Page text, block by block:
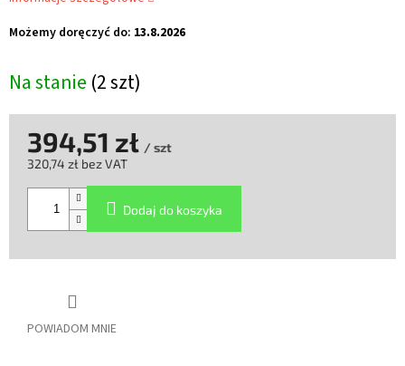
Na stanie (2 szt)
Możemy doręczyć do: 13.8.2026
POWIADOM MNIE
394,51 zł / szt
320,74 zł bez VAT
jednostkowa:
Dodaj do koszyka